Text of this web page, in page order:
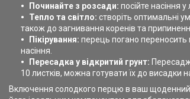
Починайте з розсади: посійте насіння
Тепло та світло: створіть оптимальні
також до загнивання коренів та
Пікірування: перець погано переносить
насіння.
Пересадка у відкритий грунт:
10 листків, можна готувати їх до висадки
Включення солодкого перцю в ваш щоденний